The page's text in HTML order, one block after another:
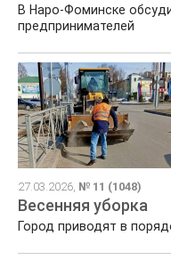
В Наро‑Фоминске
предпринимателей
27.03.2026, № 11 (1048)
Весенняя уборка
Город приводят в